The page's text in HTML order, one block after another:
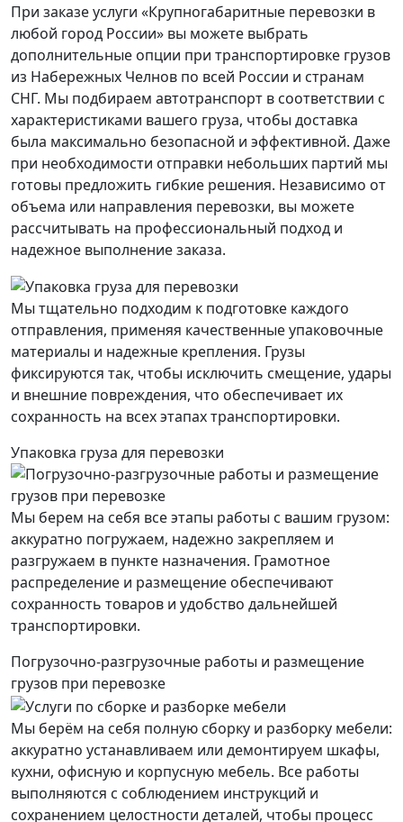
При заказе услуги «Крупногабаритные перевозки в
любой город России» вы можете выбрать
дополнительные опции при транспортировке грузов
из Набережных Челнов по всей России и странам
СНГ. Мы подбираем автотранспорт в соответствии с
характеристиками вашего груза, чтобы доставка
была максимально безопасной и эффективной. Даже
при необходимости отправки небольших партий мы
готовы предложить гибкие решения. Независимо от
объема или направления перевозки, вы можете
рассчитывать на профессиональный подход и
надежное выполнение заказа.
Мы тщательно подходим к подготовке каждого
отправления, применяя качественные упаковочные
материалы и надежные крепления. Грузы
фиксируются так, чтобы исключить смещение, удары
и внешние повреждения, что обеспечивает их
сохранность на всех этапах транспортировки.
Упаковка груза для перевозки
Мы берем на себя все этапы работы с вашим грузом:
аккуратно погружаем, надежно закрепляем и
разгружаем в пункте назначения. Грамотное
распределение и размещение обеспечивают
сохранность товаров и удобство дальнейшей
транспортировки.
Погрузочно-разгрузочные работы и размещение
грузов при перевозке
Мы берём на себя полную сборку и разборку мебели:
аккуратно устанавливаем или демонтируем шкафы,
кухни, офисную и корпусную мебель. Все работы
выполняются с соблюдением инструкций и
сохранением целостности деталей, чтобы процесс